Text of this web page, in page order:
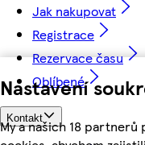
Nastavení
My a našich 18 partnerů
Jak nakupovat
Registrace
Rezervace času
Oblíbené
Kontakt